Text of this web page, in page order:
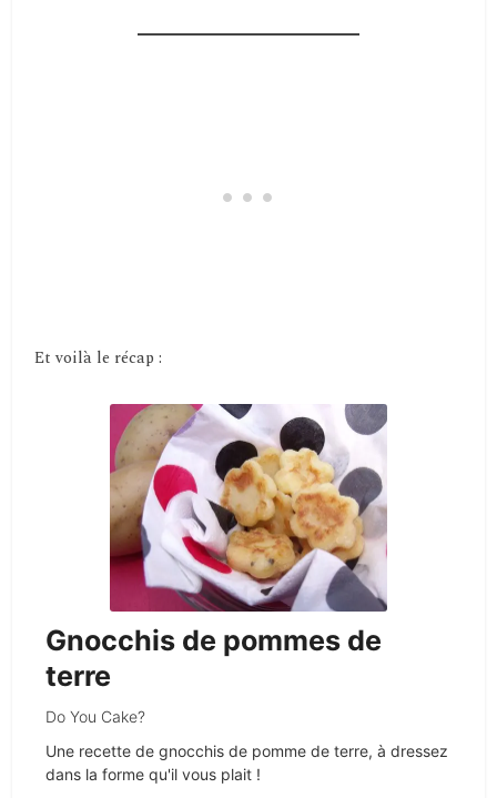
Et voilà le récap :
Gnocchis de pommes de
terre
Do You Cake?
Une recette de gnocchis de pomme de terre, à dressez
dans la forme qu'il vous plait !